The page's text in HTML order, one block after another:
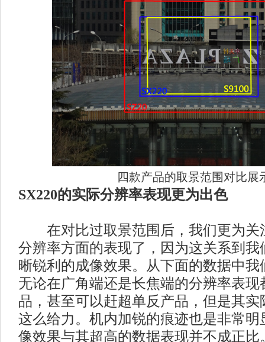
四款产品的取景范围对比展
SX220的实际分辨率表现更为出色
在对比过取景范围后，我们更为关
分辨率方面的表现了，因为这关系到我
晰锐利的成像效果。从下面的数据中我
无论在广角端还是长焦端的分辨率表现
品，甚至可以赶超单反产品，但是其实
这么给力。机内加锐的痕迹也是非常明
像效果与其超高的数据表现并不成正比